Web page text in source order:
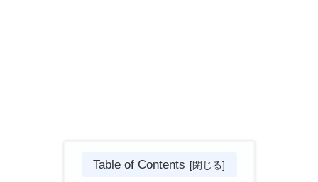
Table of Contents